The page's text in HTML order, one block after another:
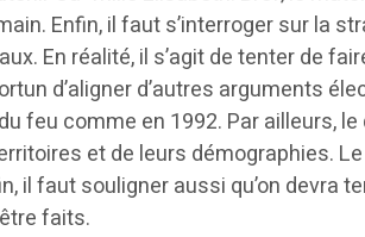
Enfin, il faut s’interroger sur la
En réalité, il s’agit de tenter de
d’aligner d’autres arguments
feu comme en 1992. Par ailleurs,
et de leurs démographies.
il faut souligner aussi qu’on devra
faits.